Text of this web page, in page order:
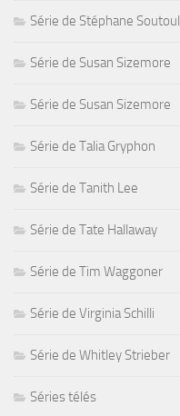
Série de Stéphane Soutoul
Série de Susan Sizemore
Série de Susan Sizemore
Série de Talia Gryphon
Série de Tanith Lee
Série de Tate Hallaway
Série de Tim Waggoner
Série de Virginia Schilli
Série de Whitley Strieber
Séries télés